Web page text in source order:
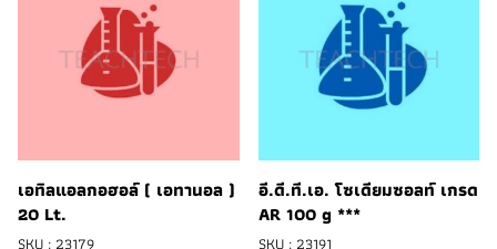
เอทิลแอลกอฮอล์ ( เอทานอล )
20 Lt.
SKU : 23179
อี.ดี.ที.เอ. โซเดียมซอลท์ เกรด
AR 100 g ***
SKU : 23191